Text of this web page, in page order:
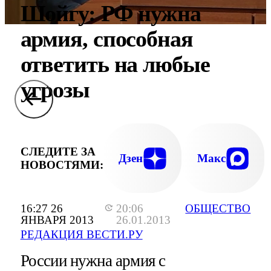
16:27 26
ЯНВАРЯ 2013
20:06
26.01.2013
РЕДАКЦИЯ ВЕСТИ.РУ
ОБЩЕСТВО
Шойгу: РФ нужна
армия, способная
ответить на любые
угрозы
СЛЕДИТЕ ЗА
НОВОСТЯМИ:
Дзен Макс
России нужна армия с